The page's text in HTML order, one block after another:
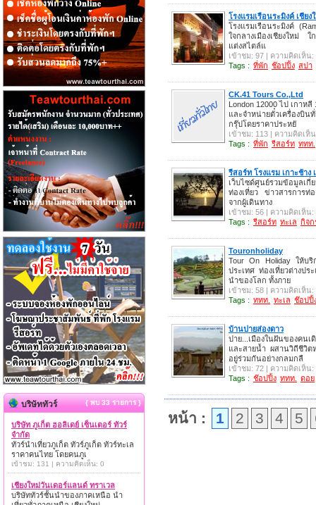
โรงแรมเรือนระมิงค์ เชีย
โรงแรมเรือนระมิงค์
ใจกลางเมืองเชียงใหม่
แต่งสไตล์แ
เข้าชม: 97 | ความคิดเห็น:
Tags : ที่พัก ช๊อปปิ้ง สปา
CK.41 Tours Co.,Ltd
London 12000 ไป เกาห
และจำหน่ายตั๋วเครื่องบิ
กรุ๊ปโดยราคาประหยั
เข้าชม: 113 | ความคิดเห็
Tags : ที่พัก รีสอร์ท ททท.
รีสอร์ท โรงแรม เกาะช้าง
เว็บไซด์ศูนย์รวมข้อมูลเกี่
ท่องเที่ยว ข่าวสารการท่
จากผู้เดินทาง
เข้าชม: 56 | ความคิดเห็น:
Tags : รีสอร์ท ทะเล กิจก
Touronholiday
Tour On Holiday ให้บริ
ประเทศ ท่องเที่ยวต่างปร
นำของโลก ทั้งภาย
เข้าชม: 58 | ความคิดเห็น:
Tags : ททท. ทะเล ช๊อปปิ้
บ้านปายส่องดาว
ปาย...เมืองในฝันของคนเ
และสายน้ำ ผสานวิถีชีวิต
อยู่ร่วมกันอย่างกลมกลื
เข้าชม: 72 | ความคิดเห็น:
Tags : ช๊อปปิ้ง ททท. ดอย
หน้า : 1 2 3 4 5
บริษัททัวร์ { พบ 33 รายการ }
บริษัท ภูเก็ต ฮอลิเดย์ เซ็นเตอร์ ทัวร์
จำกัด
ทัวร์นำเที่ยวภูเก็ต ทัวร์ภูเก็ต ทัวร์ทะเล
ราคาคนไทย โดยคนภูเ
เข้าชม: 131 | ความคิดเห็น: 0
เชียงใหม่วันเดอร์แลนด์ ทราเวล
บริษัททัวร์ชั้นนำของภาคเหนือ นำ